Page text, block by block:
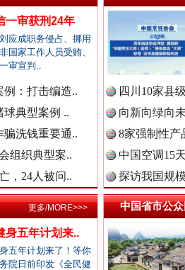
民新闻网.
共新闻网.
制新闻网.
治新闻网.
大吉！ 三轮上
在骂我” 全民健
一审获刑24年
应成职务侵占、挪用
国家工作人员受贿、
审宣判..
例：打击编造..
球典型案例 ..
洗钱重要通..
组织典型案..
，24人被问..
四川10家县
向新向绿向
8家强制性产
中国空调15
探访我国规
身五年计划来..
五年计划来了！等你
院日前印发《全民健
更多/MORE>>> 中国省市公